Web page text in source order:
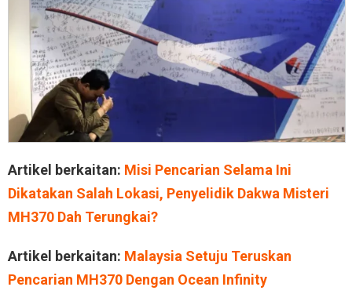
Artikel berkaitan: Misi Pencarian Selama Ini
Dikatakan Salah Lokasi, Penyelidik Dakwa Misteri
MH370 Dah Terungkai?
Artikel berkaitan: Malaysia Setuju Teruskan
Pencarian MH370 Dengan Ocean Infinity